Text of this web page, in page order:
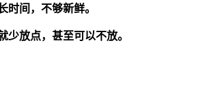
间，不够新鲜。
放点，甚至可以不放。